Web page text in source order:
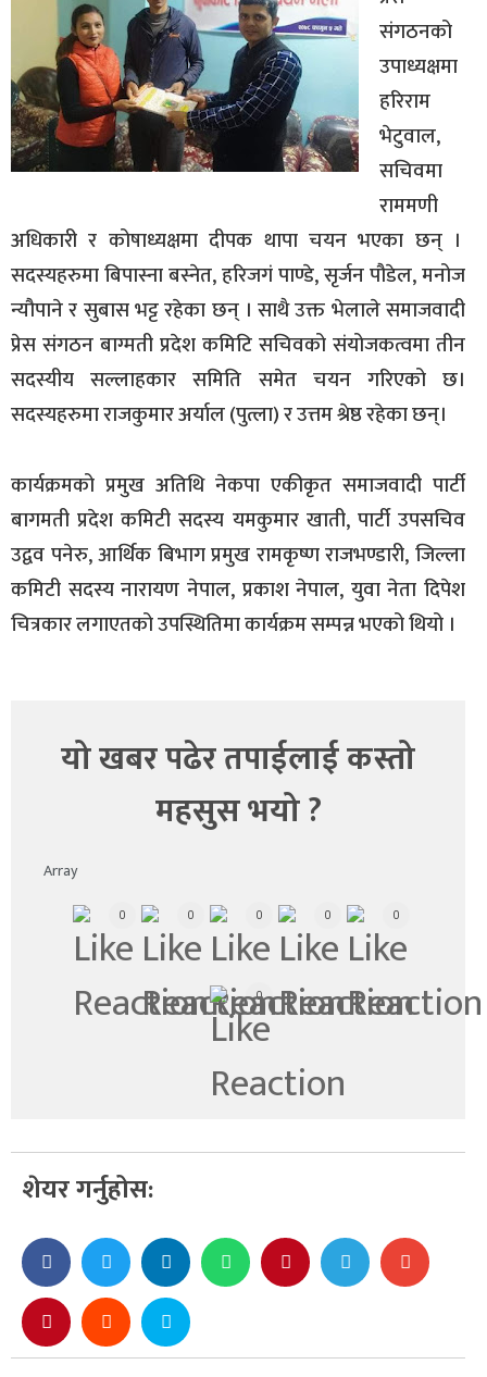
संगठनको
उपाध्यक्षमा
हरिराम
भेटुवाल,
सचिवमा
राममणी
अधिकारी र कोषाध्यक्षमा दीपक थापा चयन भएका छन् ।
सदस्यहरुमा बिपास्ना बस्नेत, हरिजगं पाण्डे, सृर्जन पौडेल, मनोज
न्यौपाने र सुबास भट्ट रहेका छन् । साथै उक्त भेलाले समाजवादी
प्रेस संगठन बाग्मती प्रदेश कमिटि सचिवको संयोजकत्वमा तीन
सदस्यीय सल्लाहकार समिति समेत चयन गरिएको छ।
सदस्यहरुमा राजकुमार अर्याल (पुत्ला) र उत्तम श्रेष्ठ रहेका छन्।
कार्यक्रमको प्रमुख अतिथि नेकपा एकीकृत समाजवादी पार्टी
बागमती प्रदेश कमिटी सदस्य यमकुमार खाती, पार्टी उपसचिव
उद्वव पनेरु, आर्थिक बिभाग प्रमुख रामकृष्ण राजभण्डारी, जिल्ला
कमिटी सदस्य नारायण नेपाल, प्रकाश नेपाल, युवा नेता दिपेश
चित्रकार लगाएतको उपस्थितिमा कार्यक्रम सम्पन्न भएको थियो ।
यो खबर पढेर तपाईलाई कस्तो
महसुस भयो ?
Array
0 0 0 0 0
0
शेयर गर्नुहोस: